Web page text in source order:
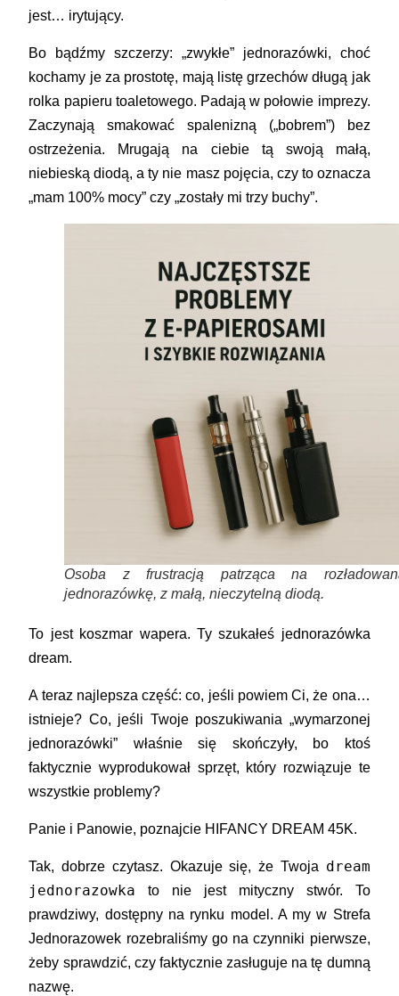
jest… irytujący.
Bo bądźmy szczerzy: „zwykłe” jednorazówki, choć
kochamy je za prostotę, mają listę grzechów długą jak
rolka papieru toaletowego. Padają w połowie imprezy.
Zaczynają smakować spalenizną („bobrem”) bez
ostrzeżenia. Mrugają na ciebie tą swoją małą,
niebieską diodą, a ty nie masz pojęcia, czy to oznacza
„mam 100% mocy” czy „zostały mi trzy buchy”.
Osoba z frustracją patrząca na
jednorazówkę, z małą, nieczytelną diodą.
To jest koszmar wapera. Ty szukałeś jednorazówka
dream.
A teraz najlepsza część: co, jeśli powiem Ci, że ona…
istnieje? Co, jeśli Twoje poszukiwania „wymarzonej
jednorazówki” właśnie się skończyły, bo ktoś
faktycznie wyprodukował sprzęt, który rozwiązuje te
wszystkie problemy?
Panie i Panowie, poznajcie HIFANCY DREAM 45K.
Tak, dobrze czytasz. Okazuje się, że Twoja dream
jednorazowka to nie jest mityczny stwór. To
prawdziwy, dostępny na rynku model. A my w Strefa
Jednorazowek rozebraliśmy go na czynniki pierwsze,
żeby sprawdzić, czy faktycznie zasługuje na tę dumną
nazwę.